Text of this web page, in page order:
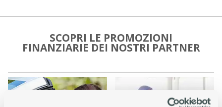
SCOPRI LE PROMOZIONI
FINANZIARIE DEI NOSTRI PARTNER